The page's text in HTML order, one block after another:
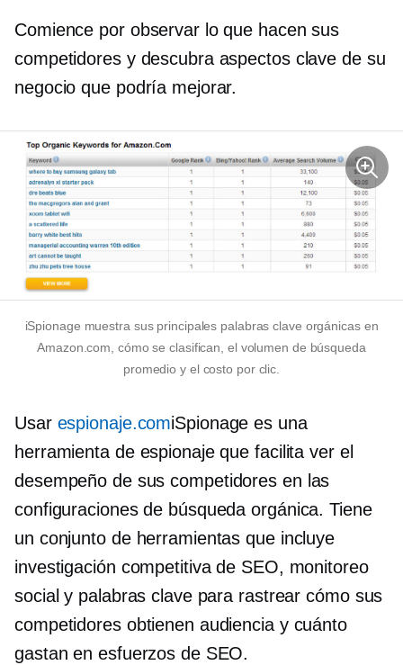
Comience por observar lo que hacen sus
competidores y descubra aspectos clave de su
negocio que podría mejorar.
iSpionage muestra sus principales palabras clave orgánicas en
Amazon.com, cómo se clasifican, el volumen de búsqueda
promedio y el costo por clic.
Usar espionaje.comiSpionage es una
herramienta de espionaje que facilita ver el
desempeño de sus competidores en las
configuraciones de búsqueda orgánica. Tiene
un conjunto de herramientas que incluye
investigación competitiva de SEO, monitoreo
social y palabras clave para rastrear cómo sus
competidores obtienen audiencia y cuánto
gastan en esfuerzos de SEO.